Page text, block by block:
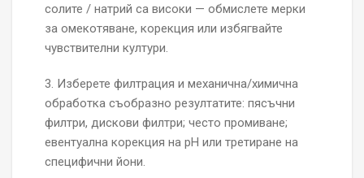
солите / натрий са високи — обмислете мерки
за омекотяване, корекция или избягвайте
чувствителни култури.
3. Изберете филтрация и механична/химична
обработка съобразно резултатите: пясъчни
филтри, дискови филтри; често промиване;
евентуална корекция на pH или третиране на
специфични йони.